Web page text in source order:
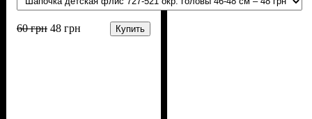
60грн 48 грн Купить